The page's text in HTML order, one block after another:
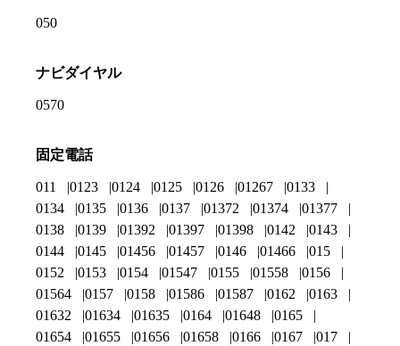
050
ナビダイヤル
0570
固定電話
011 0123 0124 0125 0126 01267
0133
0134
0135 0136 0137 01372 01374
01377
0138
0139 01392 01397 01398 0142
0143
0144
0145 01456 01457 0146 01466
015
0152
0153 0154 01547 0155 01558
0156
01564
0157 0158 01586 01587 0162
0163
01632
01634 01635 0164 01648
0165
01654
01655 01656 01658 0166 0167
017